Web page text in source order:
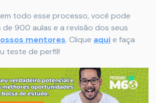
todo esse processo, você pode
900 aulas e a revisão dos seus
mentores. Clique aquie faça
teste de perfil!